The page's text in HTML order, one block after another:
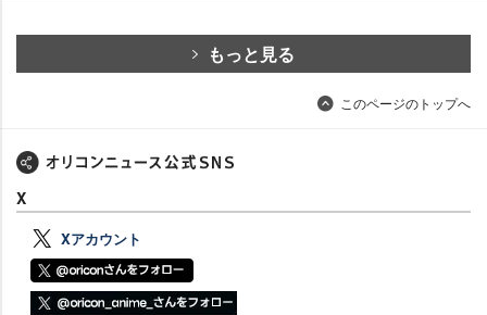
もっと見る
このページのトップへ
X
Xアカウント